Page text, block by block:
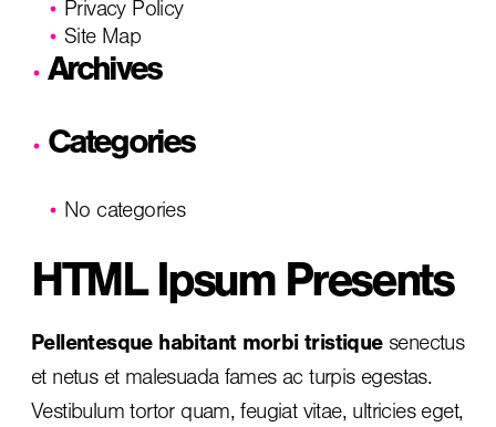
Privacy Policy
Site Map
Archives
Categories
No categories
HTML Ipsum Presents
Pellentesque habitant morbi tristiquesenectus
et netus et malesuada fames ac turpis egestas.
Vestibulum tortor quam, feugiat vitae, ultricies eget,